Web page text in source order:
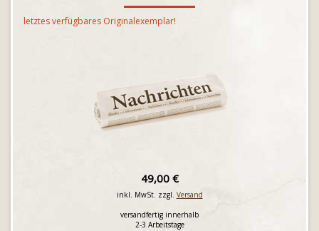
letztes verfügbares Originalexemplar!
49,00 €
inkl. MwSt. zzgl. Versand
versandfertig innerhalb
2-3 Arbeitstage